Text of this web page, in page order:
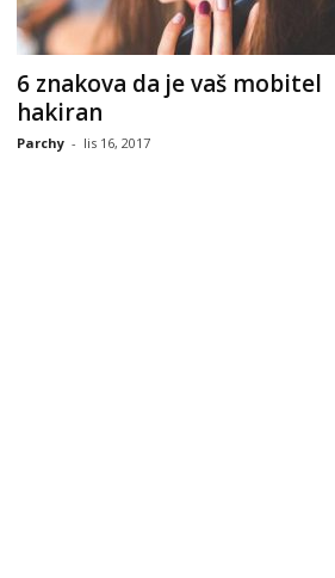
6 znakova da je vaš mobitel
hakiran
Parchy - lis 16, 2017